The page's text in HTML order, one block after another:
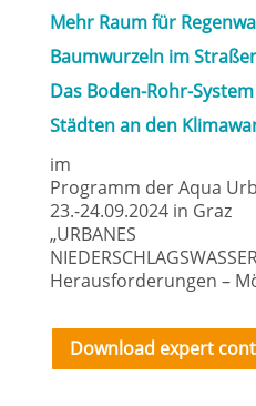
Mehr Raum für
Baumwurzeln im
Das Boden-Rohr-
Städten an den
im
Programm der Aqua
23.-24.09.2024 in Graz
„URBANES
Herausforderungen –
Download expert